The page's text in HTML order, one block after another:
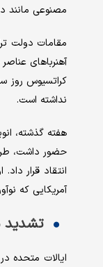
مصنوعی
آهنرباهای
نداشته است.
هفته گذشته،
حضور داشت،
انتقاد قرار
آمریکایی که
ایالات متحده